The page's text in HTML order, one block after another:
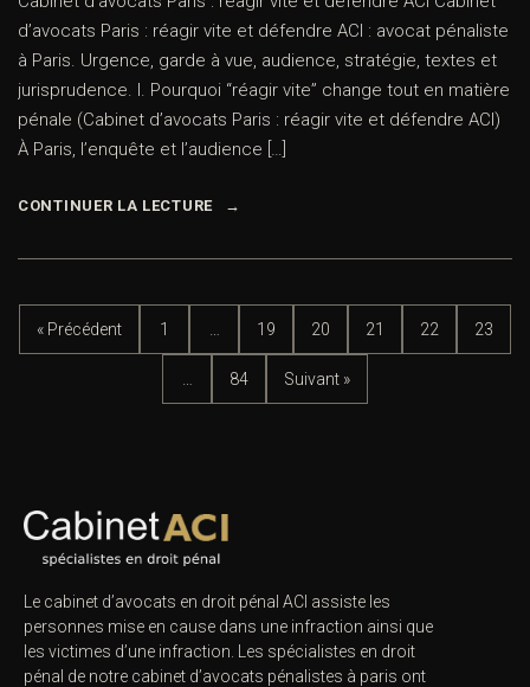
d’avocats Paris : réagir vite et défendre ACI : avocat pénaliste
à Paris. Urgence, garde à vue, audience, stratégie, textes et
jurisprudence. I. Pourquoi “réagir vite” change tout en matière
pénale (Cabinet d’avocats Paris : réagir vite et défendre ACI)
À Paris, l’enquête et l’audience […]
CONTINUER LA LECTURE
« Précédent 1 19 20 21 22 23
84 Suivant »
Le cabinet d’avocats en droit pénal ACI assiste les
personnes mise en cause dans une infraction ainsi que
les victimes d’une infraction. Les spécialistes en droit
pénal de notre cabinet d’avocats pénalistes à paris ont